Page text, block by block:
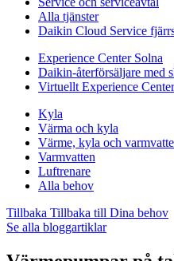
Alla tjänster
Daikin Cloud Service
Experience Center Solna
Daikin-återförsäljare med
Virtuellt Experience Center
Kyla
Värma och kyla
Värme, kyla och
Varmvatten
Luftrenare
Alla behov
Tillbaka Tillbaka till Dina behov
Se alla bloggartiklar